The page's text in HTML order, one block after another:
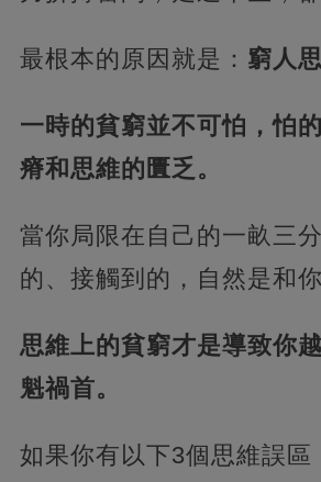
最根本的原因就是： 窮人
一時的貧窮並不可怕，怕
瘠和思維的匱乏。
當你局限在自己的一畝三
的、接觸到的，自然是和
思維上的貧窮才是導致你
魁禍首。
如果你有以下3個思維誤區